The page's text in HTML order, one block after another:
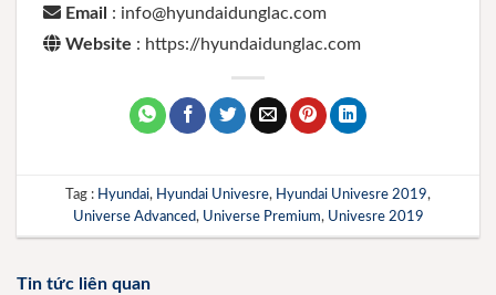
Email : info@hyundaidunglac.com
Website : https://hyundaidunglac.com
Tag : Hyundai, Hyundai Univesre, Hyundai Univesre 2019,
Universe Advanced, Universe Premium, Univesre 2019
Tin tức liên quan